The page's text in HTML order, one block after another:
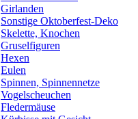
Girlanden
Sonstige Oktoberfest-Deko
Skelette, Knochen
Gruselfiguren
Hexen
Eulen
Spinnen, Spinnennetze
Vogelscheuchen
Fledermäuse